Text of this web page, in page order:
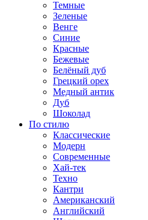
Темные
Зеленые
Венге
Синие
Красные
Бежевые
Белёный дуб
Грецкий орех
Медный антик
Дуб
Шоколад
По стилю
Классические
Модерн
Современные
Хай-тек
Техно
Кантри
Американский
Английский